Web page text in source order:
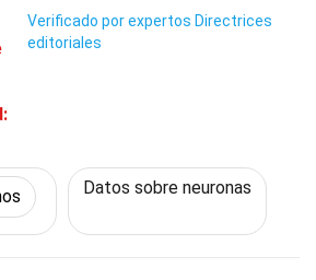
Verificado por expertos Directrices
editoriales
Datos sobre neuronas